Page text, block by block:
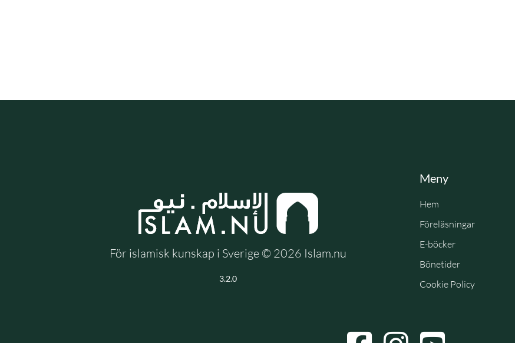
För islamisk kunskap i Sverige © 2026 Islam.nu
3.2.0
Meny
Hem
Föreläsningar
E-böcker
Bönetider
Cookie Policy